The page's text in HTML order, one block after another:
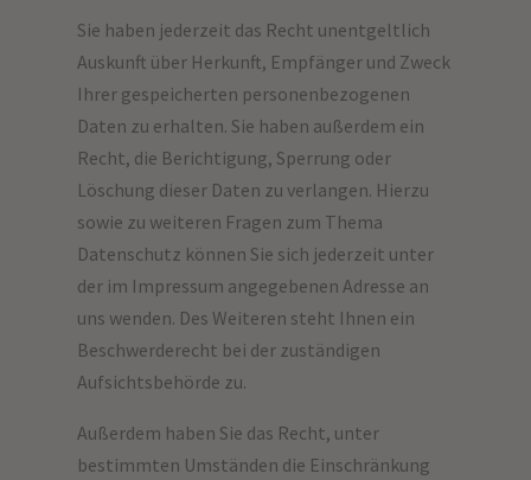
Sie haben jederzeit das Recht unentgeltlich
Auskunft über Herkunft, Empfänger und Zweck
Ihrer gespeicherten personenbezogenen
Daten zu erhalten. Sie haben außerdem ein
Recht, die Berichtigung, Sperrung oder
Löschung dieser Daten zu verlangen. Hierzu
sowie zu weiteren Fragen zum Thema
Datenschutz können Sie sich jederzeit unter
der im Impressum angegebenen Adresse an
uns wenden. Des Weiteren steht Ihnen ein
Beschwerderecht bei der zuständigen
Aufsichtsbehörde zu.
Außerdem haben Sie das Recht, unter
bestimmten Umständen die Einschränkung